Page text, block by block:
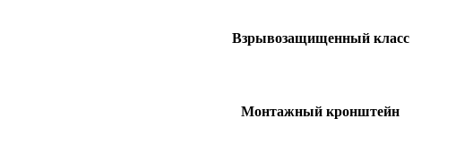
Взрывозащищенный класс
Монтажный кронштейн